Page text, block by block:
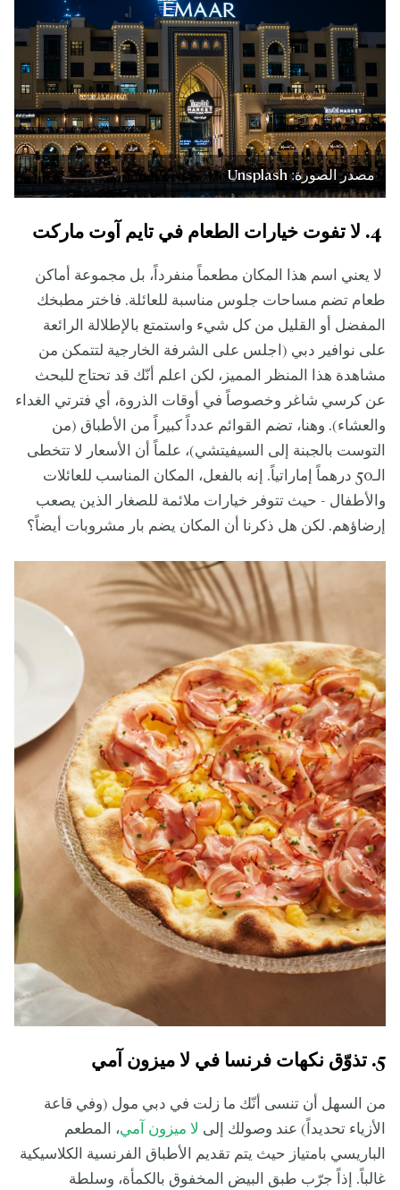
مصدر الصورة: Unsplash
لا يعني اسم هذا المكان مطعماً منفرداً، بل مجموعة أماكن
طعام تضم مساحات جلوس مناسبة للعائلة. فاختر مطبخك
المفضل أو القليل من كل شيء واستمتع بالإطلالة الرائعة
على نوافير دبي (اجلس على الشرفة الخارجية لتتمكن من
مشاهدة هذا المنظر المميز، لكن اعلم أنّك قد تحتاج للبحث
عن كرسي شاغر وخصوصاً في أوقات الذروة، أي فترتي الغداء
والعشاء). وهنا، تضم القوائم عدداً كبيراً من الأطباق (من
التوست بالجبنة إلى السيفيتشي)، علماً أن الأسعار لا تتخطى
الـ50 درهماً إماراتياً. إنه بالفعل، المكان المناسب للعائلات
والأطفال - حيث تتوفر خيارات ملائمة للصغار الذين يصعب
إرضاؤهم. لكن هل ذكرنا أن المكان يضم بار مشروبات أيضاً؟
5. تذوّق نكهات فرنسا في لا ميزون آمي
من السهل أن تنسى أنّك ما زلت في دبي مول (وفي قاعة
الأزياء تحديداً) عند وصولك إلى لا ميزون آمي، المطعم
الباريسي بامتياز حيث يتم تقديم الأطباق الفرنسية الكلاسيكية
غالباً. إذاً جرّب طبق البيض المخفوق بالكمأة، وسلطة